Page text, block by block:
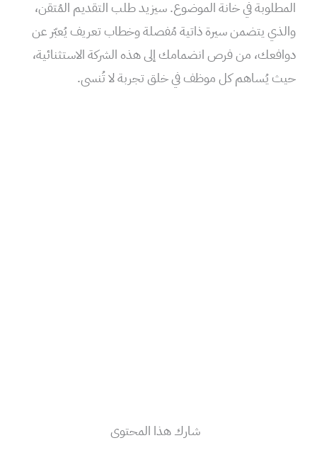
المطلوبة في خانة الموضوع. سيزيد طلب التقديم المُتقن،
والذي يتضمن سيرة ذاتية مُفصلة وخطاب تعريف يُعبّر عن
دوافعك، من فرص انضمامك إلى هذه الشركة الاستثنائية،
حيث يُساهم كل موظف في خلق تجربة لا تُنسى.
شارك هذا المحتوى